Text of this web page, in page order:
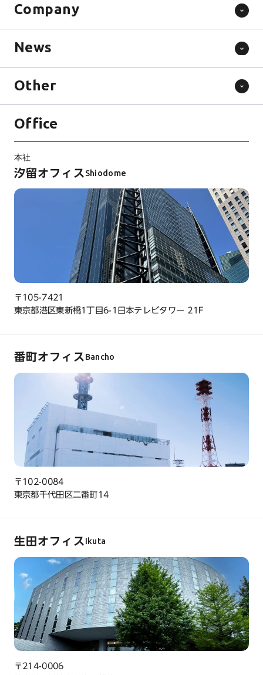
Company
News
Other
Office
本社
汐留オフィス Shiodome
〒105-7421
東京都港区東新橋1丁目6-1日本テレビタワー 21F
番町オフィス Bancho
〒102-0084
東京都千代田区二番町14
生田オフィス Ikuta
〒214-0006